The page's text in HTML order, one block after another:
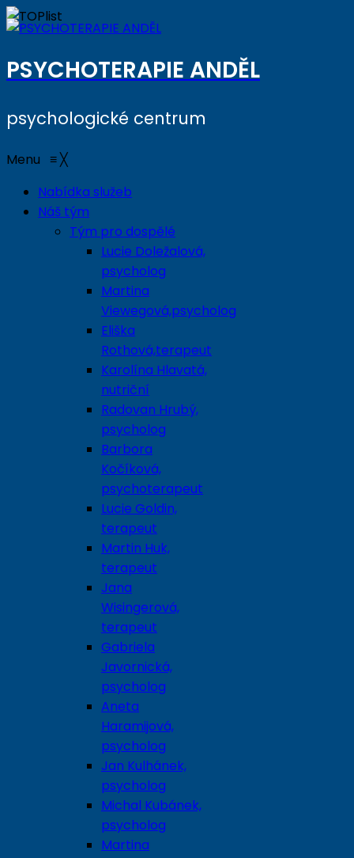
PSYCHOTERAPIE ANDĚL
psychologické centrum
Menu ≡╳
Nabídka služeb
Náš tým
Tým pro dospělé
Lucie Doležalová,
psycholog
Martina
Viewegová,psycholog
Eliška
Rothová,terapeut
Karolína Hlavatá,
nutriční
Radovan Hrubý,
psycholog
Barbora
Kočíková,
psychoterapeut
Lucie Goldin,
terapeut
Martin Huk,
terapeut
Jana
Wisingerová,
terapeut
Gabriela
Javornická,
psycholog
Aneta
Haramijová,
psycholog
Jan Kulhánek,
psycholog
Michal Kubánek,
psycholog
Martina